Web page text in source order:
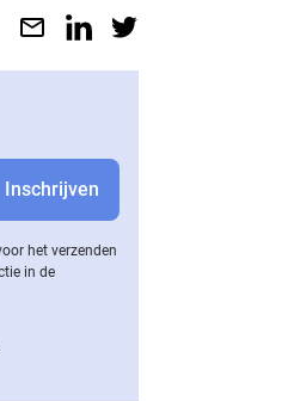
het verzenden
in de